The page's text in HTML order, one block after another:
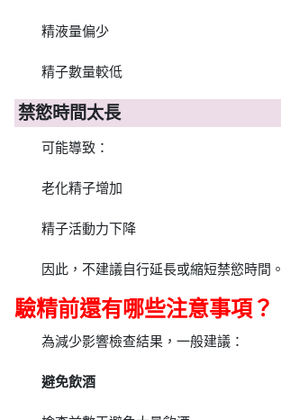
精液量偏少
精子數量較低
禁慾時間太長
可能導致：
老化精子增加
精子活動力下降
因此，不建議自行延長或縮短禁慾時間。
驗精前還有哪些注意事項？
為減少影響檢查結果，一般建議：
避免飲酒